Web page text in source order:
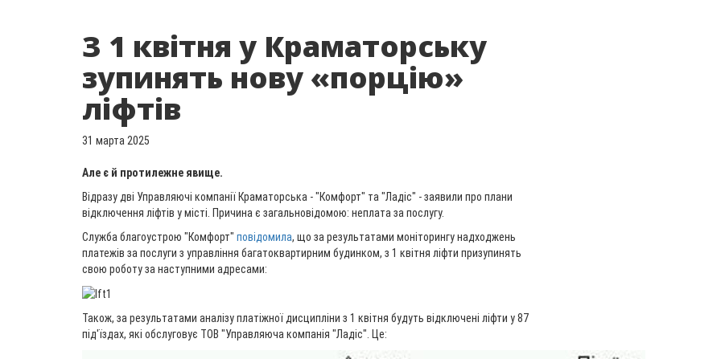
З 1 квітня у Краматорську
зупинять нову «порцію»
ліфтів
31 марта 2025
Але є й протилежне явище.
Відразу дві Управляючі компанії Краматорська - "Комфорт" та "Ладіс" - заявили про плани
відключення ліфтів у місті. Причина є загальновідомою: неплата за послугу.
Служба благоустрою "Комфорт" повідомила, що за результатами моніторингу надходжень
платежів за послуги з управління багатоквартирним будинком, з 1 квітня ліфти призупинять
свою роботу за наступними адресами:
Також, за результатами аналізу платіжної дисципліни з 1 квітня будуть відключені ліфти у 87
під'їздах, які обслуговує ТОВ "Управляюча компанія "Ладіс". Це: